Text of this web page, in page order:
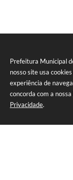
Prefeitura Municipal
nosso site usa
experiência de
concorda com a nossa
Privacidade.